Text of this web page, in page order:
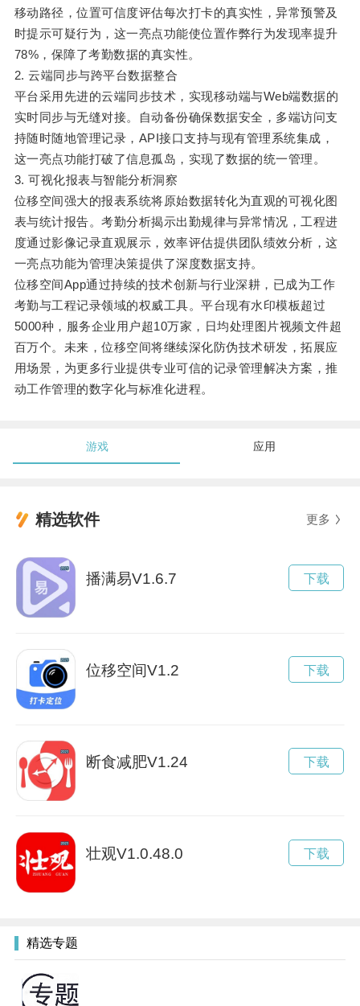
移动路径，位置可信度评估每次打卡的真实性，异常预警及
时提示可疑行为，这一亮点功能使位置作弊行为发现率提升
78%，保障了考勤数据的真实性。
2. 云端同步与跨平台数据整合
平台采用先进的云端同步技术，实现移动端与Web端数据的
实时同步与无缝对接。自动备份确保数据安全，多端访问支
持随时随地管理记录，API接口支持与现有管理系统集成，
这一亮点功能打破了信息孤岛，实现了数据的统一管理。
3. 可视化报表与智能分析洞察
位移空间强大的报表系统将原始数据转化为直观的可视化图
表与统计报告。考勤分析揭示出勤规律与异常情况，工程进
度通过影像记录直观展示，效率评估提供团队绩效分析，这
一亮点功能为管理决策提供了深度数据支持。
位移空间App通过持续的技术创新与行业深耕，已成为工作
考勤与工程记录领域的权威工具。平台现有水印模板超过
5000种，服务企业用户超10万家，日均处理图片视频文件超
百万个。未来，位移空间将继续深化防伪技术研发，拓展应
用场景，为更多行业提供专业可信的记录管理解决方案，推
动工作管理的数字化与标准化进程。
游戏 应用
精选软件 更多
播满易V1.6.7 下载
位移空间V1.2 下载
断食减肥V1.24 下载
壮观V1.0.48.0 下载
精选专题